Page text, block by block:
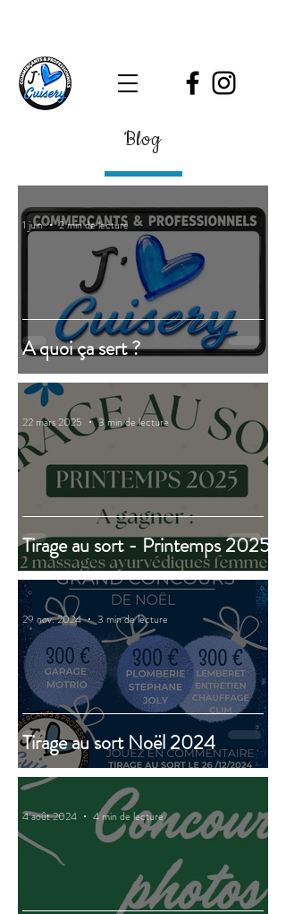
Blog
A quoi ça sert ?
1 juin 2 min de lecture
Tirage au sort - Printemps 2025
22 mars 2025 3 min de lecture
Tirage au sort Noël 2024
29 nov. 2024 3 min de lecture
4 août 2024 4 min de lecture